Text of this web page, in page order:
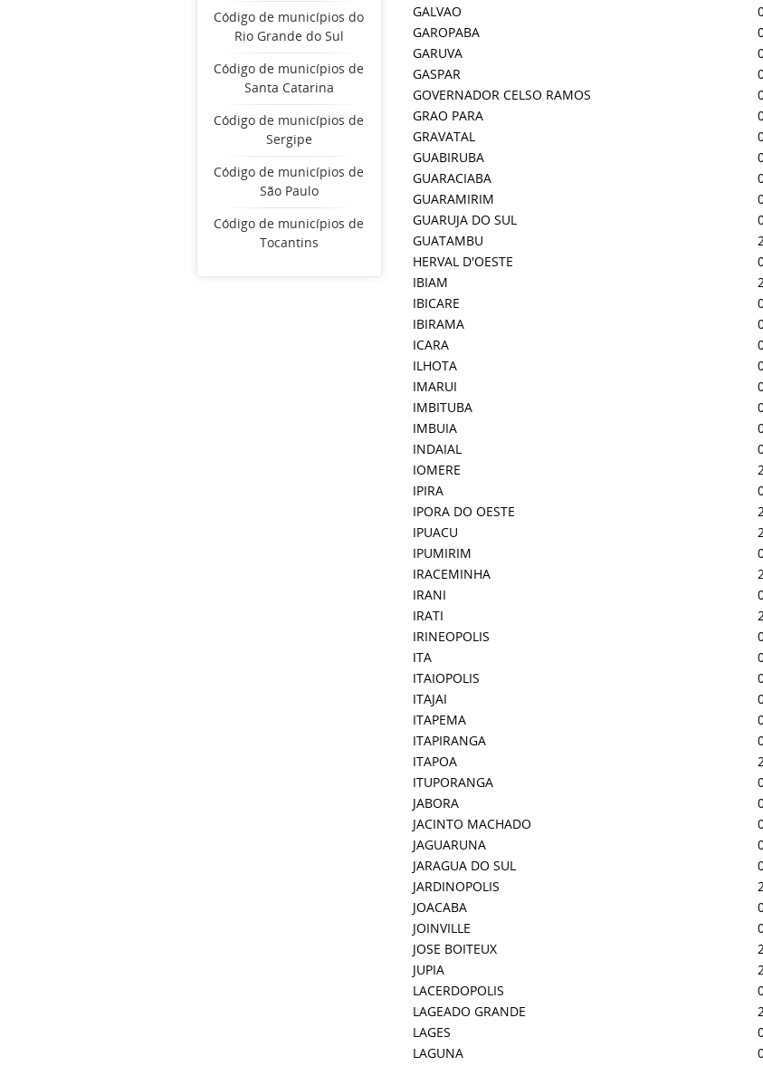
Código de municípios do
Rio Grande do Sul
Código de municípios de
Santa Catarina
Código de municípios de
Sergipe
Código de municípios de
São Paulo
Código de municípios de
Tocantins
GALVAO
GAROPABA
GARUVA
GASPAR
GOVERNADOR CELSO RAMOS
GRAO PARA
GRAVATAL
GUABIRUBA
GUARACIABA
GUARAMIRIM
GUARUJA DO SUL
GUATAMBU
HERVAL D'OESTE
IBIAM
IBICARE
IBIRAMA
ICARA
ILHOTA
IMARUI
IMBITUBA
IMBUIA
INDAIAL
IOMERE
IPIRA
IPORA DO OESTE
IPUACU
IPUMIRIM
IRACEMINHA
IRANI
IRATI
IRINEOPOLIS
ITA
ITAIOPOLIS
ITAJAI
ITAPEMA
ITAPIRANGA
ITAPOA
ITUPORANGA
JABORA
JACINTO MACHADO
JAGUARUNA
JARAGUA DO SUL
JARDINOPOLIS
JOACABA
JOINVILLE
JOSE BOITEUX
JUPIA
LACERDOPOLIS
LAGEADO GRANDE
LAGES
LAGUNA